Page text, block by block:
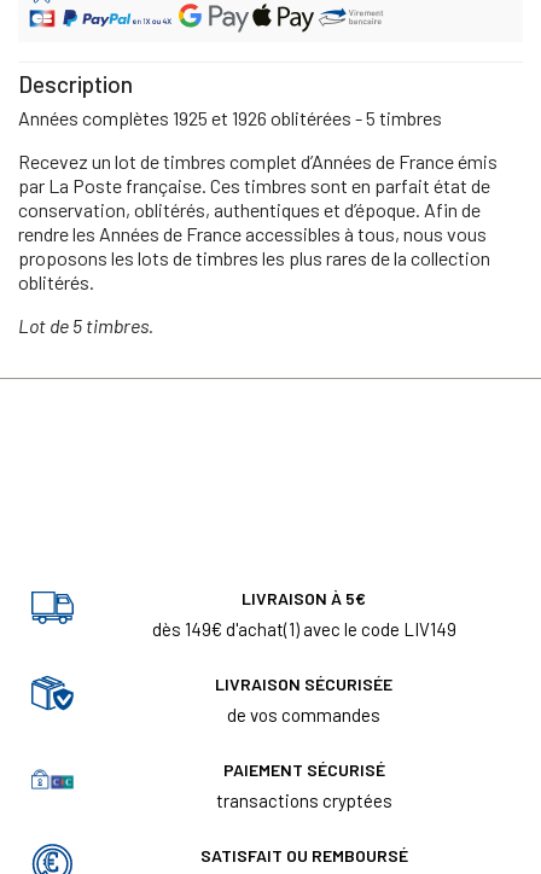
Description
Années complètes 1925 et 1926 oblitérées - 5 timbres
Recevez un lot de timbres complet d’Années de France émis
par La Poste française. Ces timbres sont en parfait état de
conservation, oblitérés, authentiques et d’époque. Afin de
rendre les Années de France accessibles à tous, nous vous
proposons les lots de timbres les plus rares de la collection
oblitérés.
Lot de 5 timbres.
LIVRAISON À 5€
dès 149€ d'achat(1) avec le code LIV149
LIVRAISON SÉCURISÉE
de vos commandes
PAIEMENT SÉCURISÉ
transactions cryptées
SATISFAIT OU REMBOURSÉ